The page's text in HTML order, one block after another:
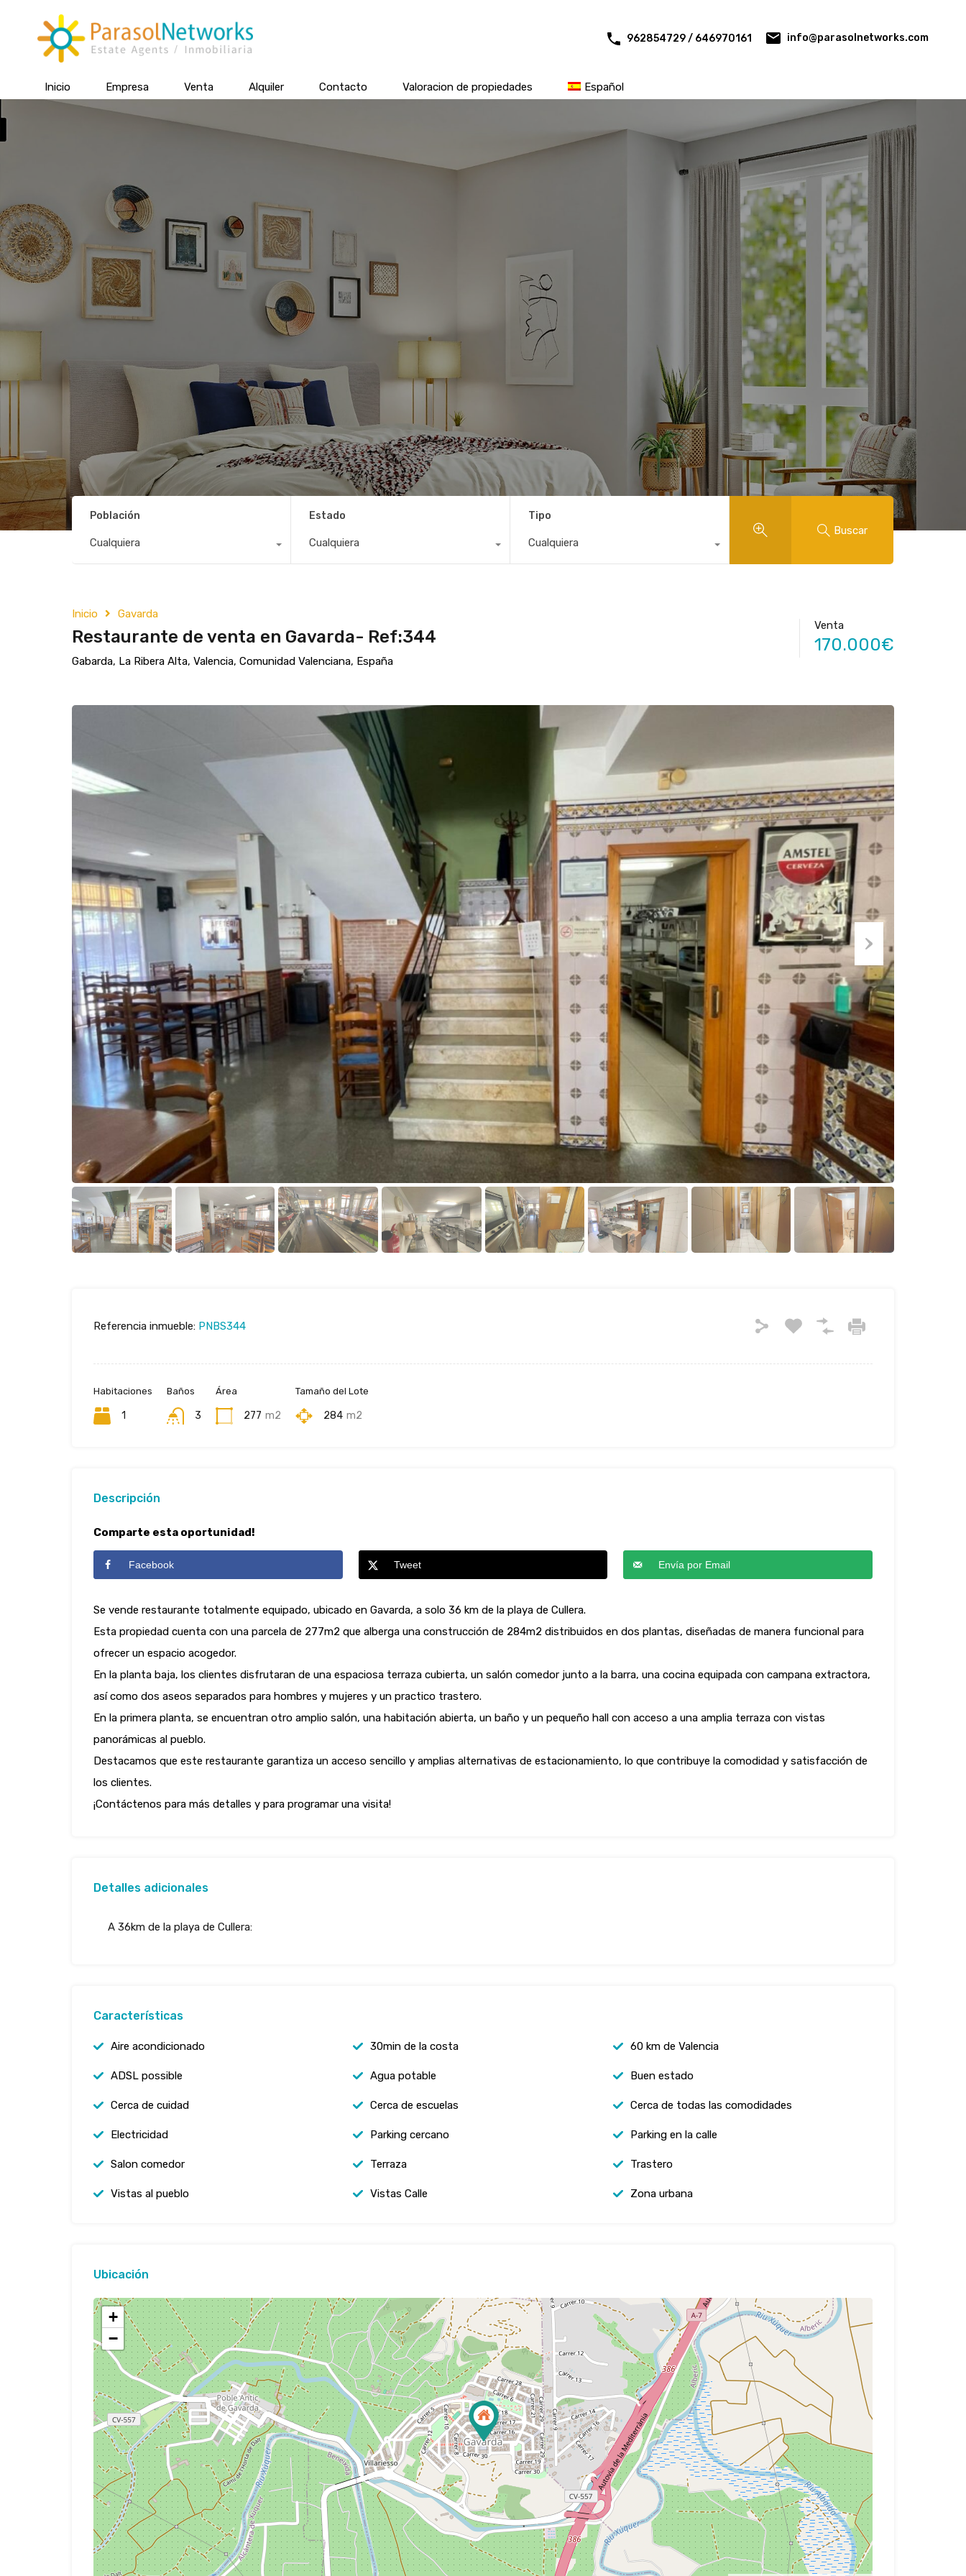
962854729 / 646970161 info@parasolnetworks.com
Inicio Empresa Venta Alquiler Contacto Valoracion de propiedades Español
Población
Cualquiera
Estado
Cualquiera
Tipo
Cualquiera
Buscar
Inicio Gavarda
Restaurante de venta en Gavarda- Ref:344
Gabarda, La Ribera Alta, Valencia, Comunidad Valenciana, España
Venta
170.000€
Referencia inmueble: PNBS344
Habitaciones
1
Baños
3
Área
277 m2
Tamaño del Lote
284 m2
Descripción
Comparte esta oportunidad!
Facebook Tweet Envía por Email
Se vende restaurante totalmente equipado, ubicado en Gavarda, a solo 36 km de la playa de Cullera.
Esta propiedad cuenta con una parcela de 277m2 que alberga una construcción de 284m2 distribuidos en dos plantas, diseñadas de manera funcional para
ofrecer un espacio acogedor.
En la planta baja, los clientes disfrutaran de una espaciosa terraza cubierta, un salón comedor junto a la barra, una cocina equipada con campana extractora,
así como dos aseos separados para hombres y mujeres y un practico trastero.
En la primera planta, se encuentran otro amplio salón, una habitación abierta, un baño y un pequeño hall con acceso a una amplia terraza con vistas
panorámicas al pueblo.
Destacamos que este restaurante garantiza un acceso sencillo y amplias alternativas de estacionamiento, lo que contribuye la comodidad y satisfacción de
los clientes.
¡Contáctenos para más detalles y para programar una visita!
Detalles adicionales
A 36km de la playa de Cullera:
Características
Aire acondicionado 30min de la costa 60 km de Valencia
ADSL possible Agua potable Buen estado
Cerca de cuidad Cerca de escuelas Cerca de todas las comodidades
Electricidad Parking cercano Parking en la calle
Salon comedor Terraza Trastero
Vistas al pueblo Vistas Calle Zona urbana
Ubicación
+
−